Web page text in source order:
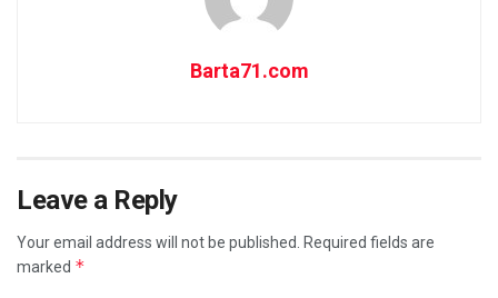
Barta71.com
Leave a Reply
Your email address will not be published.
Required fields are
marked *